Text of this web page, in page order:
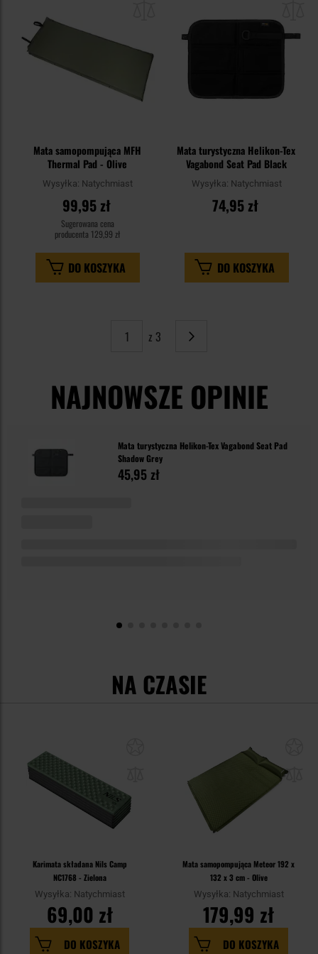
Mata samopompująca MFH
Thermal Pad - Olive
Wysyłka: Natychmiast
99,95 zł
Sugerowana cena
producenta 129,99 zł
DO KOSZYKA
Mata turystyczna Helikon-Tex
Vagabond Seat Pad Black
Wysyłka: Natychmiast
74,95 zł
DO KOSZYKA
z 3
Strona
Następne
NAJNOWSZE OPINIE
Mata turystyczna Helikon-Tex Vagabond Seat Pad
Shadow Grey
45,95 zł
NA CZASIE
Karimata składana Nils Camp
NC1768 - Zielona
Wysyłka: Natychmiast
69,00 zł
DO KOSZYKA
Mata samopompująca Meteor 192 x
132 x 3 cm - Olive
Wysyłka: Natychmiast
179,99 zł
DO KOSZYKA